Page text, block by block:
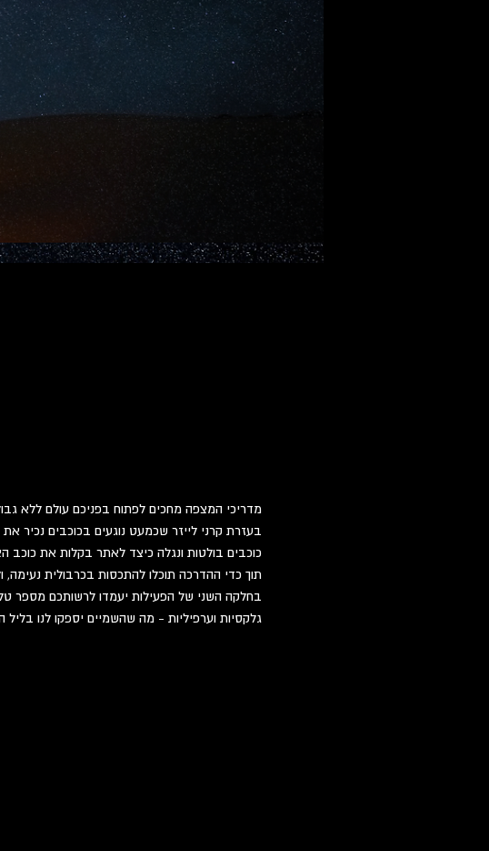
מדריכי המצפה מחכים לפתוח בפניכם עולם ללא
בעזרת קרני לייזר שכמעט נוגעים בכוכבים נכיר
כוכבים בולטות ונגלה כיצד לאתר בקלות את כוכב
תוך כדי ההדרכה תוכלו להתכסות בכרבולית
בחלקה השני של הפעילות יעמדו לרשותכם מספר
גלקסיות וערפיליות - מה שהשמיים יספקו לנו בליל